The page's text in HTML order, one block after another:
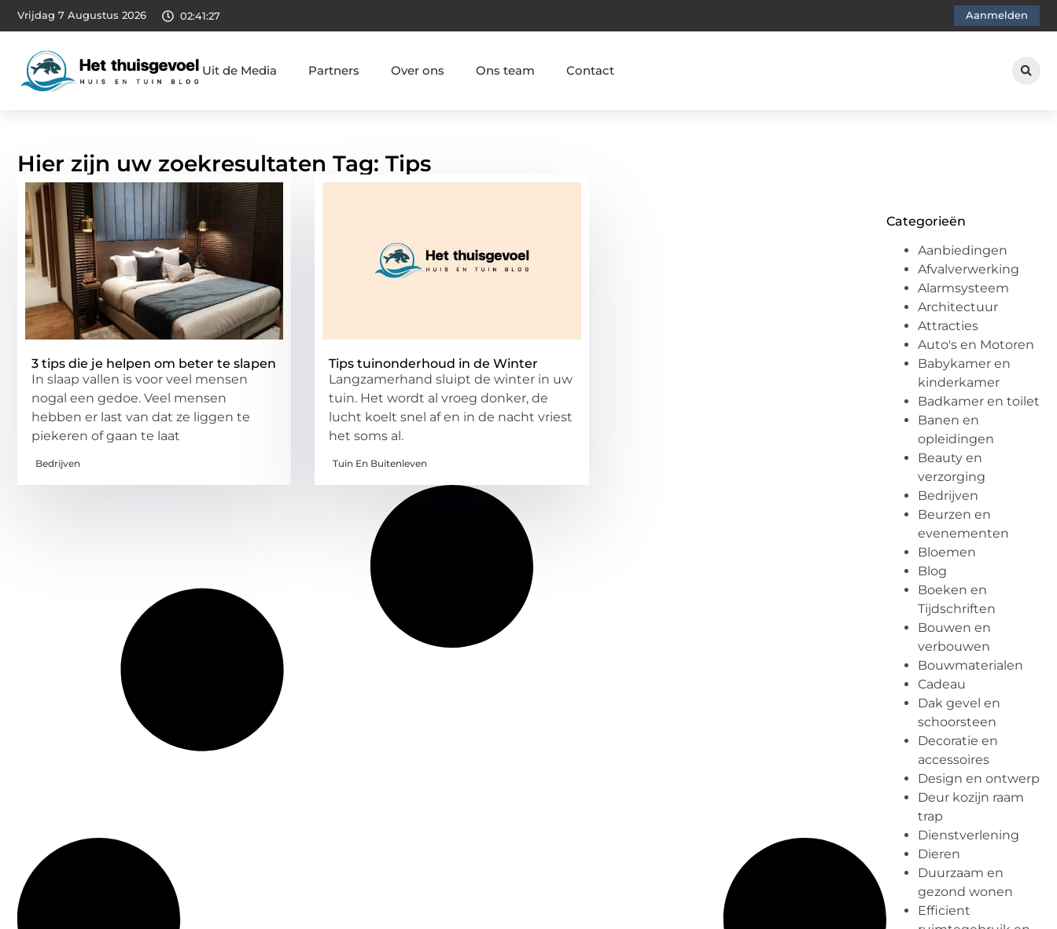
Vrijdag 7 Augustus 2026 02:41:28 Aanmelden
Uit de Media Partners Over ons Ons team Contact
Hier zijn uw zoekresultaten Tag: Tips
3 tips die je helpen om beter te slapen
In slaap vallen is voor veel mensen
nogal een gedoe. Veel mensen
hebben er last van dat ze liggen te
piekeren of gaan te laat
Bedrijven
Tips tuinonderhoud in de Winter
Langzamerhand sluipt de winter in uw
tuin. Het wordt al vroeg donker, de
lucht koelt snel af en in de nacht vriest
het soms al.
Tuin En Buitenleven
Categorieën
Aanbiedingen
Afvalverwerking
Alarmsysteem
Architectuur
Attracties
Auto's en Motoren
Babykamer en
kinderkamer
Badkamer en toilet
Banen en
opleidingen
Beauty en
verzorging
Bedrijven
Beurzen en
evenementen
Bloemen
Blog
Boeken en
Tijdschriften
Bouwen en
verbouwen
Bouwmaterialen
Cadeau
Dak gevel en
schoorsteen
Decoratie en
accessoires
Design en ontwerp
Deur kozijn raam
trap
Dienstverlening
Dieren
Duurzaam en
gezond wonen
Efficient